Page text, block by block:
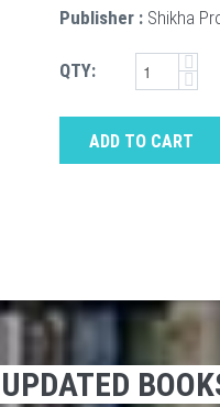
Publisher : Shikha
QTY:
ADD TO CART